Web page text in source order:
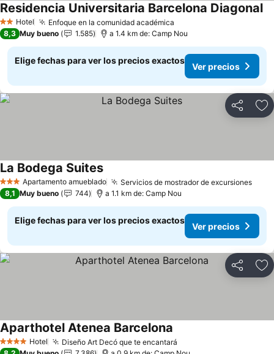
2 Estrellas
Hotel Enfoque en la comunidad académica
Residencia Universitaria Barcelona Diagonal
8,3 Muy bueno 1.585 a 1.4 km de: Camp Nou
Elige fechas para ver los precios exactos
Ver precios
Compartir
3 EstrellasApartamento amueblado Servicios de mostrador de excursiones
La Bodega Suites
8,1 Muy bueno 744 a 1.1 km de: Camp Nou
Elige fechas para ver los precios exactos
Ver precios
Compartir
4 EstrellasHotel Diseño Art Decó que te encantará
Aparthotel Atenea Barcelona